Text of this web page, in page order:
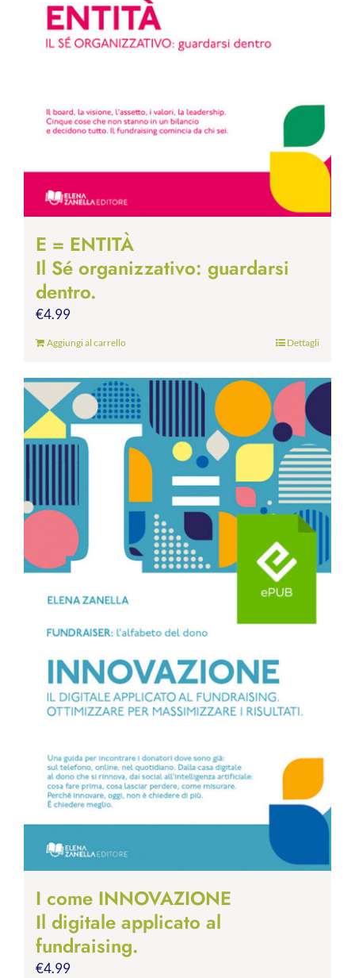
E = ENTITÀ
Il Sé organizzativo: guardarsi
dentro.
€4.99
Aggiungi al carrello Dettagli
I come INNOVAZIONE
Il digitale applicato al
fundraising.
€4.99